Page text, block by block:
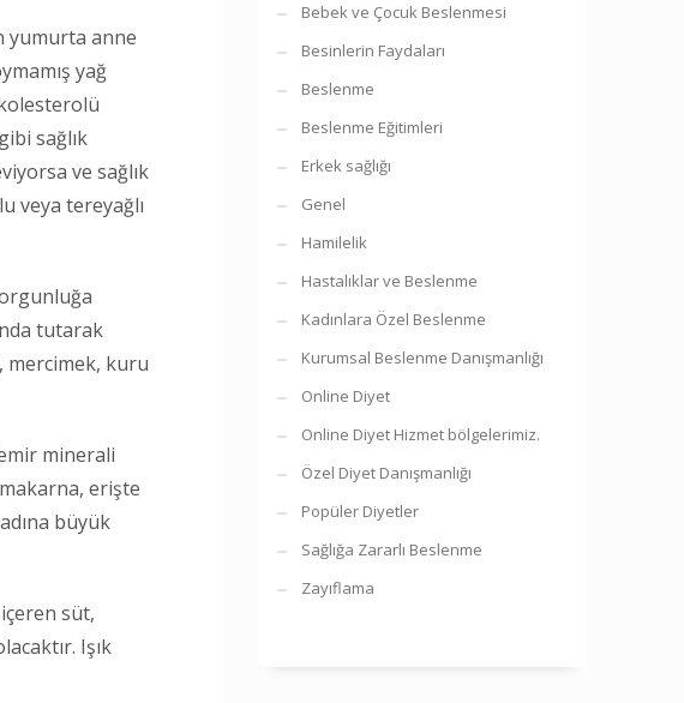
yumurta anne
yağ
sağlık
ve sağlık
veya tereyağlı
tutarak
mercimek, kuru
minerali
erişte
büyük
süt,
Işık
Bebek ve Çocuk Beslenmesi
Besinlerin Faydaları
Beslenme
Beslenme Eğitimleri
Erkek sağlığı
Genel
Hamilelik
Hastalıklar ve Beslenme
Kadınlara Özel Beslenme
Kurumsal Beslenme Danışmanlığı
Online Diyet
Online Diyet Hizmet bölgelerimiz.
Özel Diyet Danışmanlığı
Popüler Diyetler
Sağlığa Zararlı Beslenme
Zayıflama